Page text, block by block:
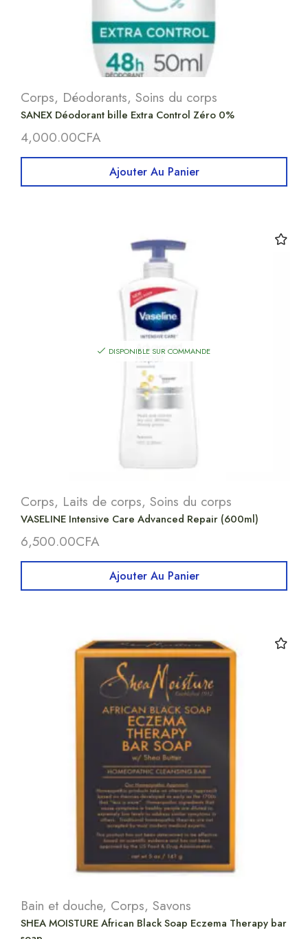
Corps, Déodorants, Soins du corps
SANEX Déodorant bille Extra Control Zéro 0%
4,000.00CFA
Ajouter Au Panier
DISPONIBLE SUR COMMANDE
Corps, Laits de corps, Soins du corps
VASELINE Intensive Care Advanced Repair (600ml)
6,500.00CFA
Ajouter Au Panier
Bain et douche, Corps, Savons
SHEA MOISTURE African Black Soap Eczema Therapy bar